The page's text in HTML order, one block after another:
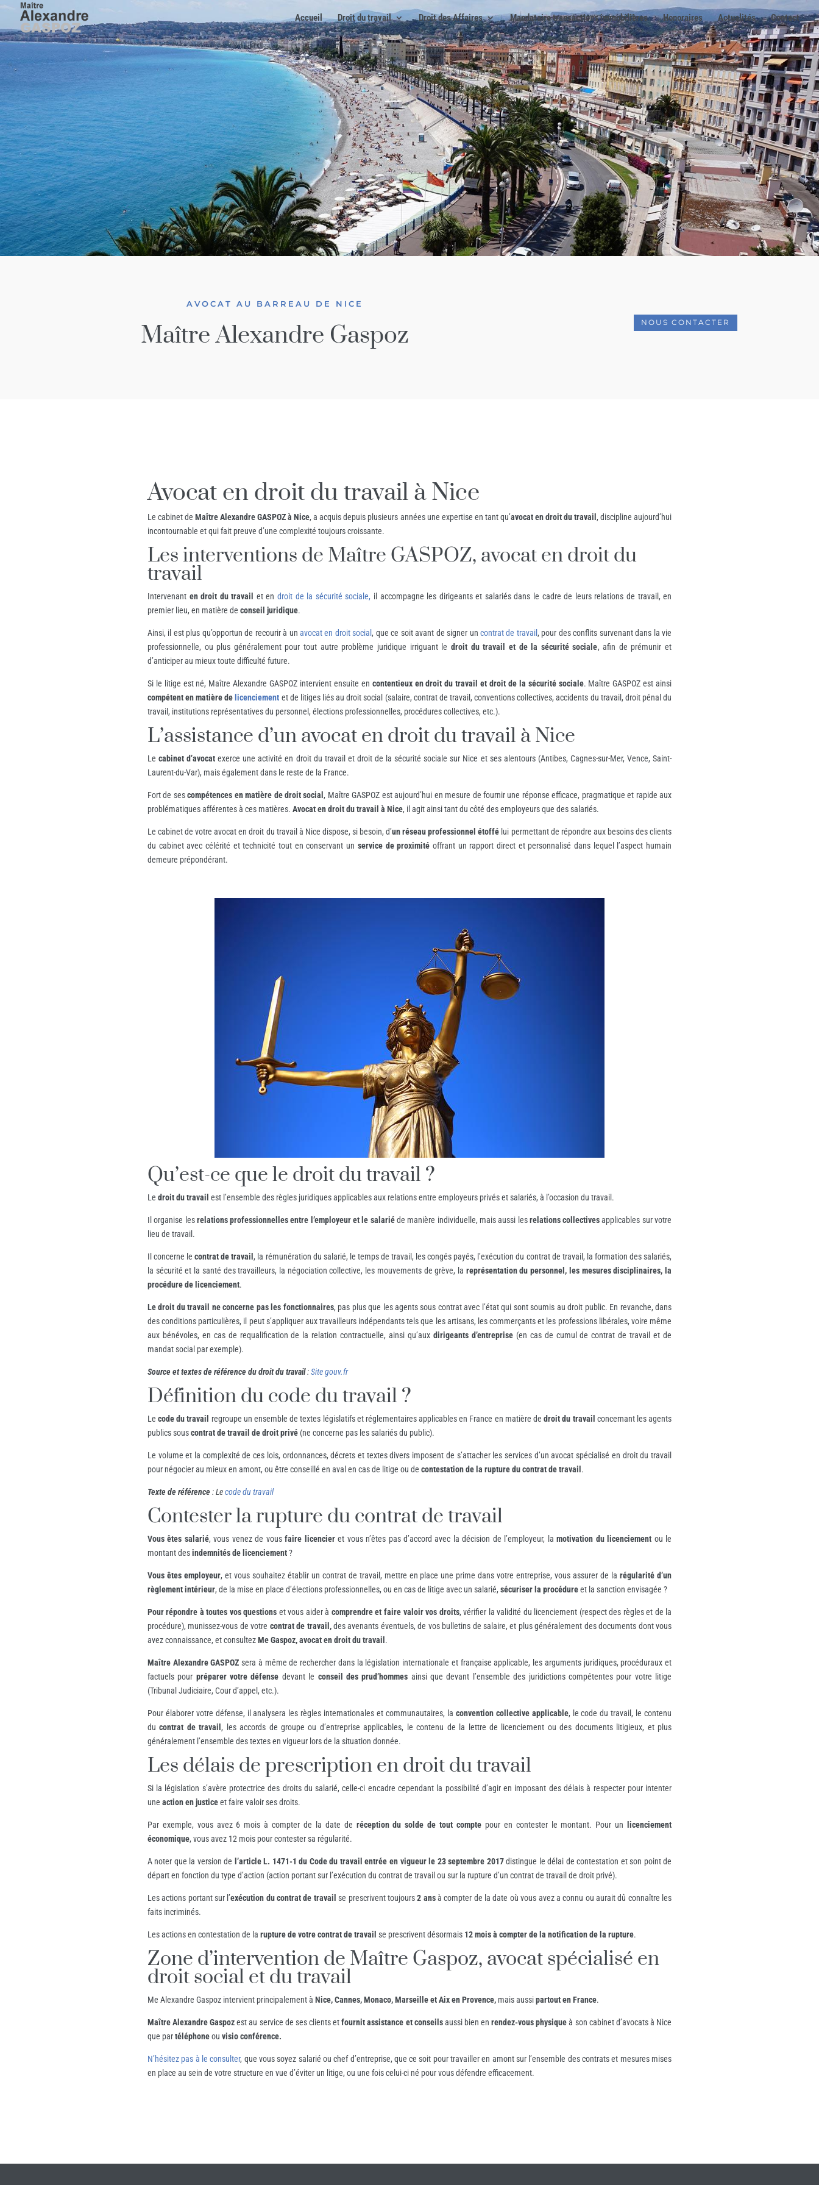
Accueil Droit du travail Droit des Affaires Mandataire transactions immobilières Honoraires Actualités Contact
AVOCAT AU BARREAU DE NICE
Maître Alexandre Gaspoz NOUS CONTACTER
Avocat en droit du travail à Nice
Le cabinet deMaître Alexandre GASPOZ à Nice, a acquis depuis plusieurs années une expertise en tant qu’avocat en droit du travail , discipline aujourd’hui
incontournable et qui fait preuve d’une complexité toujours croissante.
Les interventions de Maître GASPOZ, avocat en droit du
travail
Intervenanten droit du travail et endroit de la sécurité sociale, il accompagne les dirigeants et salariés dans le cadre de leurs relations de travail, en
premier lieu, en matière de conseil juridique.
Ainsi, il est plus qu’opportun de recourir à un avocat en droit social, que ce soit avant de signer un contrat de travail, pour des conflits survenant dans la vie
professionnelle, ou plus généralement pour tout autre problème juridique irriguant le droit du travail et de la sécurité sociale, afin de prémunir et
d’anticiper au mieux toute difficulté future.
Si le litige est né, Maître Alexandre GASPOZ intervient ensuite en contentieux en droit du travail et droit de la sécurité sociale. Maître GASPOZ est ainsi
compétent en matière de licenciement et de litiges liés au droit social (salaire, contrat de travail, conventions collectives, accidents du travail, droit pénal du
travail, institutions représentatives du personnel, élections professionnelles, procédures collectives, etc.).
L’assistance d’un avocat en droit du travail à Nice
Lecabinet d’avocat exerce une activité en droit du travail et droit de la sécurité sociale sur Nice et ses alentours (Antibes, Cagnes-sur-Mer, Vence, Saint-
Laurent-du-Var), mais également dans le reste de la France.
Fort de sescompétences en matière de droit social, Maître GASPOZ est aujourd’hui en mesure de fournir une réponse efficace, pragmatique et rapide aux
problématiques afférentes à ces matières. Avocat en droit du travail à Nice, il agit ainsi tant du côté des employeurs que des salariés.
Le cabinet de votre avocat en droit du travail à Nice dispose, si besoin, d’un réseau professionnel étoffé lui permettant de répondre aux besoins des clients
du cabinet avec célérité et technicité tout en conservant un service de proximité offrant un rapport direct et personnalisé dans lequel l’aspect humain
demeure prépondérant.
Qu’est-ce que le droit du travail ?
Le droit du travail est l’ensemble des règles juridiques applicables aux relations entre employeurs privés et salariés, à l’occasion du travail.
Il organise lesrelations professionnelles entre l’employeur et le salariéde manière individuelle, mais aussi lesrelations collectivesapplicables sur votre
lieu de travail.
Il concerne lecontrat de travail, la rémunération du salarié, le temps de travail, les congés payés, l’exécution du contrat de travail, la formation des salariés,
la sécurité et la santé des travailleurs, la négociation collective, les mouvements de grève, la représentation du personnel, les mesures disciplinaires, la
procédure de licenciement.
Le droit du travail ne concerne pas les fonctionnaires, pas plus que les agents sous contrat avec l’état qui sont soumis au droit public. En revanche, dans
des conditions particulières, il peut s’appliquer aux travailleurs indépendants tels que les artisans, les commerçants et les professions libérales, voire même
aux bénévoles, en cas de requalification de la relation contractuelle, ainsi qu’aux dirigeants d’entreprise(en cas de cumul de contrat de travail et de
mandat social par exemple).
Source et textes de référence du droit du travail:Site gouv.fr
Définition du code du travail ?
Lecode du travail regroupe un ensemble de textes législatifs et réglementaires applicables en France en matière dedroit du travail concernant les agents
publics souscontrat de travail de droit privé (ne concerne pas les salariés du public).
Le volume et la complexité de ces lois, ordonnances, décrets et textes divers imposent de s’attacher les services d’un avocat spécialisé en droit du travail
pour négocier au mieux en amont, ou être conseillé en aval en cas de litige ou de contestation de la rupture du contrat de travail .
Texte de référence : Lecode du travail
Contester la rupture du contrat de travail
Vous êtes salarié, vous venez de vousfaire licencieret vous n’êtes pas d’accord avec la décision de l’employeur, lamotivation du licenciement ou le
montant desindemnités de licenciement?
Vous êtes employeur, et vous souhaitez établir un contrat de travail, mettre en place une prime dans votre entreprise, vous assurer de larégularité d’un
règlement intérieur, de la mise en place d’élections professionnelles, ou en cas de litige avec un salarié, sécuriser la procédureet la sanction envisagée ?
Pour répondre à toutes vos questions et vous aider à comprendre et faire valoir vos droits, vérifier la validité du licenciement (respect des règles et de la
procédure), munissez-vous de votre contrat de travail,des avenants éventuels, de vos bulletins de salaire, et plus généralement des documents dont vous
avez connaissance, et consultezMe Gaspoz, avocat en droit du travail .
Maître Alexandre GASPOZ sera à même de rechercher dans la législation internationale et française applicable, les arguments juridiques, procéduraux et
factuels pour préparer votre défense devant le conseil des prud’hommes ainsi que devant l’ensemble des juridictions compétentes pour votre litige
(Tribunal Judiciaire, Cour d’appel, etc.).
Pour élaborer votre défense, il analysera les règles internationales et communautaires, la convention collective applicable, le code du travail, le contenu
ducontrat de travail, les accords de groupe ou d’entreprise applicables, le contenu de la lettre de licenciement ou des documents litigieux, et plus
généralement l’ensemble des textes en vigueur lors de la situation donnée.
Les délais de prescription en droit du travail
Si la législation s’avère protectrice des droits du salarié, celle-ci encadre cependant la possibilité d’agir en imposant des délais à respecter pour intenter
une action en justiceet faire valoir ses droits.
Par exemple, vous avez 6 mois à compter de la date de réception du solde de tout compte pour en contester le montant. Pour un
licenciement
économique, vous avez 12 mois pour contester sa régularité.
A noter que la version de l’article L. 1471-1 du Code du travail entrée en vigueur le 23 septembre 2017distingue le délai de contestation et son point de
départ en fonction du type d’action (action portant sur l’exécution du contrat de travail ou sur la rupture d’un contrat de travail de droit privé).
Les actions portant sur l’exécution du contrat de travail se prescrivent toujours2 ansà compter de la date où vous avez a connu ou aurait dû connaître les
faits incriminés.
Les actions en contestation de la rupture de votre contrat de travail se prescrivent désormais 12 moisà compter de la notification de la rupture.
Zone d’intervention de Maître Gaspoz, avocat spécialisé en
droit social et du travail
Me Alexandre Gaspoz intervient principalement à Nice, Cannes, Monaco, Marseille et Aix en Provence,mais aussipartout en France.
Maître Alexandre Gaspozest au service de ses clients etfournit assistance et conseilsaussi bien enrendez-vous physiqueà son cabinet d’avocats à Nice
que partéléphoneou visio conférence.
N’hésitez pas à le consulter, que vous soyez salarié ou chef d’entreprise, que ce soit pour travailler en amont sur l’ensemble des contrats et mesures mises
en place au sein de votre structure en vue d’éviter un litige, ou une fois celui-ci né pour vous défendre efficacement.